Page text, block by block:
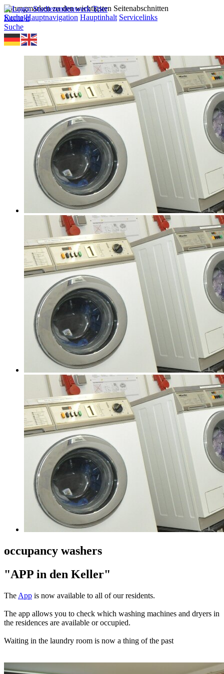
Sprungmarken zu den wichtigsten Seitenabschnitten
Suche Hauptnavigation Hauptinhalt Servicelinks
Kontakt
Suche
occupancy washers
"APP in den Keller"
The App is now available to all of our residents.
The app allows you to check which washing machines and dryers in
the residences are available or occupied.
Waiting in the laundry room is now a thing of the past